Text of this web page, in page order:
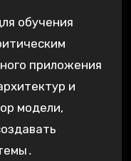
обучения
приложения
и
модели,